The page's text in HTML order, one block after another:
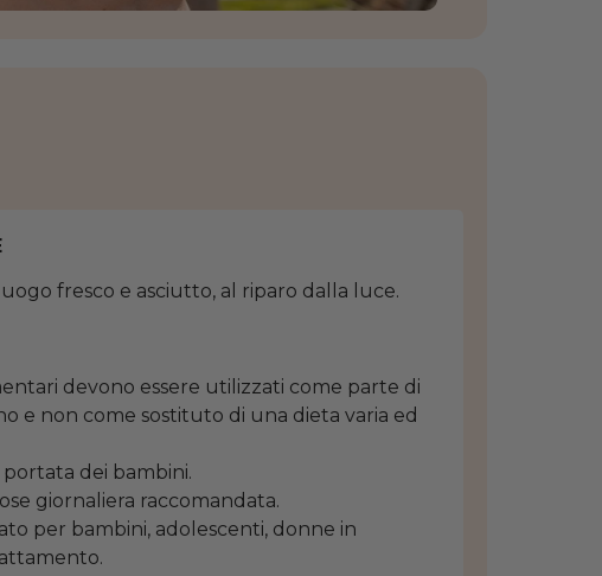
fresco e asciutto, al riparo dalla luce.
devono essere utilizzati come parte di
e non come sostituto di una dieta varia ed
dei bambini.
giornaliera raccomandata.
per bambini, adolescenti, donne in